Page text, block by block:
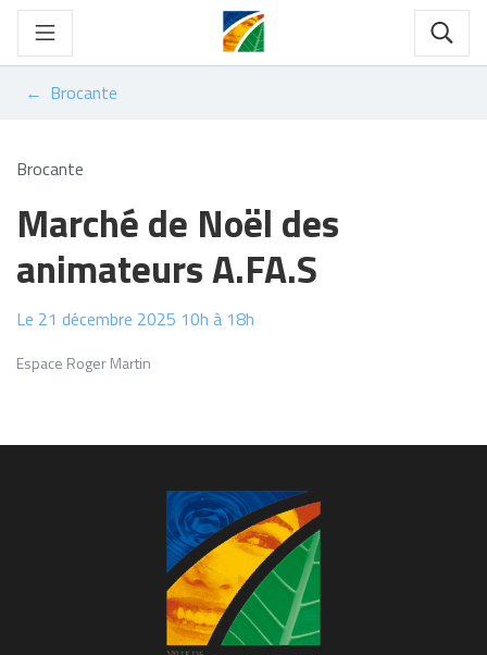
Gestion des traceurs
Aller
contenu
Brocante
Brocante
Marché de Noël des
animateurs A.FA.S
Le 21 décembre 2025 10h à 18h
Espace Roger Martin